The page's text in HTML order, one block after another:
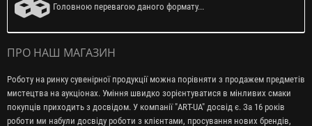
Головною перевагою даного формату...
ПРО НАШ МАГАЗИН
Роботу на ринку сувенірної продукції можна порівняти з продажем предметів
мистецтва на аукціонах. Уміння швидко зорієнтуватися в мінливих смаки
покупців приходить з досвідом. У компанії "ART-UA" досвід є. За 16 років
роботи ми набули досвіду роботи з клієнтами, просування нових брендів,